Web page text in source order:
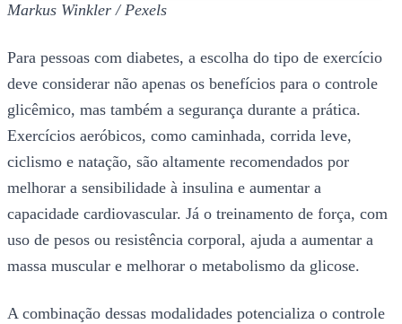
Markus Winkler / Pexels
Para pessoas com diabetes, a escolha do tipo de exercício
deve considerar não apenas os benefícios para o controle
glicêmico, mas também a segurança durante a prática.
Exercícios aeróbicos, como caminhada, corrida leve,
ciclismo e natação, são altamente recomendados por
melhorar a sensibilidade à insulina e aumentar a
capacidade cardiovascular. Já o treinamento de força, com
uso de pesos ou resistência corporal, ajuda a aumentar a
massa muscular e melhorar o metabolismo da glicose.
A combinação dessas modalidades potencializa o controle